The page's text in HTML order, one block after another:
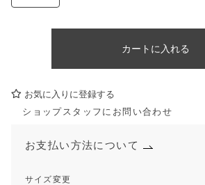
お気に入りに登録する
カートに入れる
ショップスタッフにお問い合わせ
サイズ変更
お支払い方法について